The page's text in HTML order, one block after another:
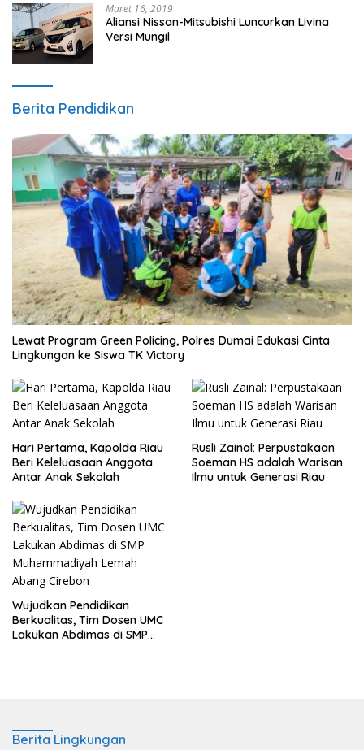
Maret 16, 2019
Aliansi Nissan-Mitsubishi Luncurkan Livina
Versi Mungil
Berita Pendidikan
Lewat Program Green Policing, Polres Dumai Edukasi Cinta
Lingkungan ke Siswa TK Victory
Hari Pertama, Kapolda Riau
Beri Keleluasaan Anggota
Antar Anak Sekolah
Rusli Zainal: Perpustakaan
Soeman HS adalah Warisan
Ilmu untuk Generasi Riau
Wujudkan Pendidikan
Berkualitas, Tim Dosen UMC
Lakukan Abdimas di SMP
Berita Lingkungan